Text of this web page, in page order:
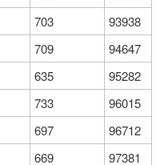
703
93938
709
94647
635
95282
733
96015
697
96712
669
97381